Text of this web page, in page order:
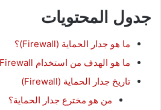
جدول المحتويات
ما هو جدار الحماية (Firewall)؟
ما هو الهدف من استخدام Firewall؟
تاريخ جدار الحماية (Firewall)
من هو مخترع جدار الحماية؟